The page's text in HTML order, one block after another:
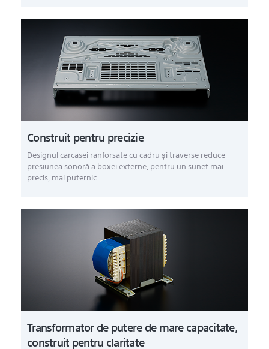
Construit pentru precizie
Designul carcasei ranforsate cu cadru şi traverse reduce
presiunea sonoră a boxei externe, pentru un sunet mai
precis, mai puternic.
Transformator de putere de mare capacitate,
construit pentru claritate